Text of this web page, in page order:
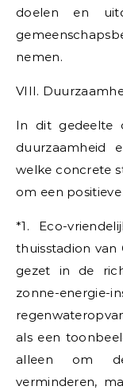
doelen en
nemen.
VIII.
In dit gedeelte
duurzaamheid
welke concrete
om een
*1. Eco-
thuisstadion van
gezet in de
zonne-
als een
alleen om
verminderen,